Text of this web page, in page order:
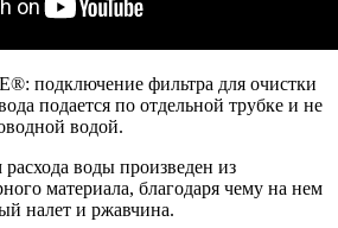
подключение фильтра для очистки
подается по отдельной трубке и не
водой.
расхода воды произведен из
материала, благодаря чему на нем
налет и ржавчина.